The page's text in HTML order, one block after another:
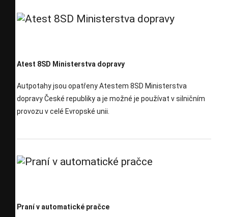
Atest 8SD Ministerstva dopravy
Autpotahy jsou opatřeny Atestem 8SD Ministerstva
dopravy České republiky a je možné je používat v silničním
provozu v celé Evropské unii.
Praní v automatické pračce